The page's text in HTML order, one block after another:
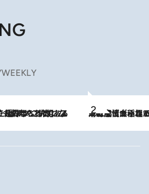
WEEKLY
2026.8.5
下町風情あふれる台北屈指の人気エリア・大稲埕でセンスのいい台湾土産《ヴ